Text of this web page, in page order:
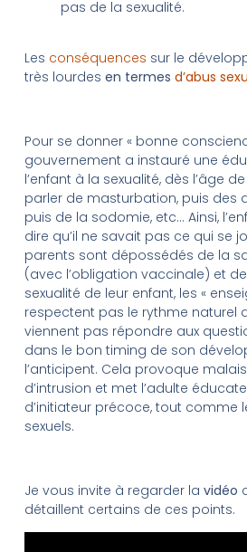
pas de la sexualité.
Les conséquences sur le
très lourdes en termes d’abus
Pour se donner « bonne
gouvernement a instauré une
l’enfant à la sexualité, dès l’âge
parler de masturbation, puis des
puis de la sodomie, etc… Ainsi,
dire qu’il ne savait pas ce qui se
parents sont dépossédés de la
(avec l’obligation vaccinale) et
sexualité de leur enfant, les «
respectent pas le rythme naturel
viennent pas répondre aux
dans le bon timing de son
l’anticipent. Cela provoque
d’intrusion et met l’adulte
d’initiateur précoce, tout comme
sexuels.
Je vous invite à regarder la vidéo
détaillent certains de ces points.